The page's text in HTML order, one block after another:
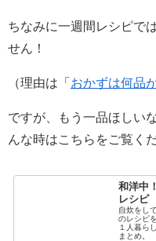
ちなみに一週間レシピで
せん！
（理由は「 おかずは何品
ですが、もう一品ほしい
んな時はこちらをご覧く
和洋中
レシピ
自炊をし
のレシピ
１人暮ら
まとめ。